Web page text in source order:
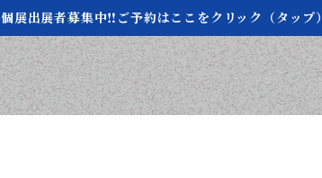
個展出展者募集中‼️ご予約はここをクリック（タップ）